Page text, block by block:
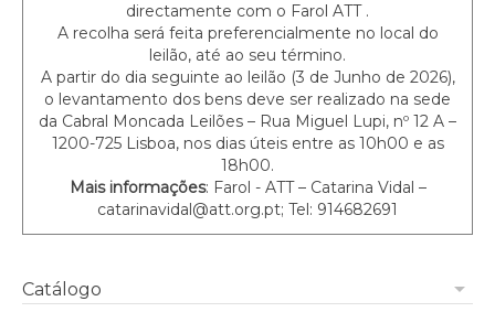
directamente com o Farol ATT .
A recolha será feita preferencialmente no local do
leilão, até ao seu término.
A partir do dia seguinte ao leilão (3 de Junho de 2026),
o levantamento dos bens deve ser realizado na sede
da Cabral Moncada Leilões – Rua Miguel Lupi, nº 12 A –
1200-725 Lisboa, nos dias úteis entre as 10h00 e as
18h00.
Mais informações: Farol - ATT – Catarina Vidal –
catarinavidal@att.org.pt; Tel: 914682691
arrow_drop_down
Catálogo